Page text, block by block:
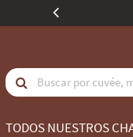
TODOS NUESTROS